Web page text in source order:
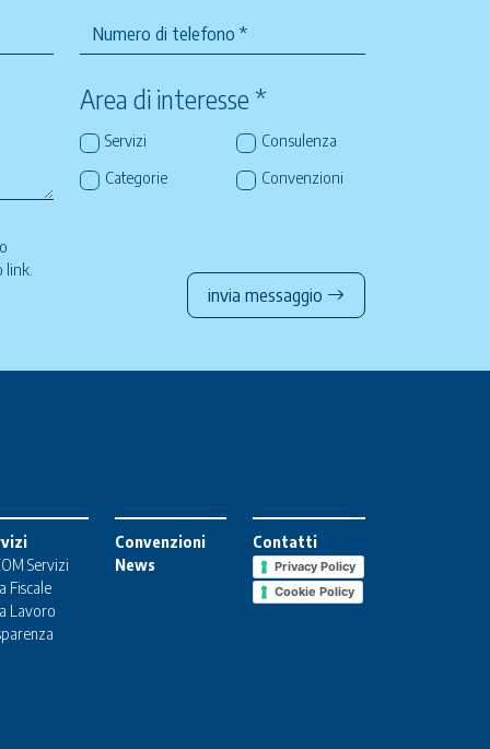
Area di interesse *
Servizi
Consulenza
Categorie
Convenzioni
link
invia messaggio
Servizi
Fiscale
Lavoro
Convenzioni
News
Contatti
Privacy Policy
Cookie Policy